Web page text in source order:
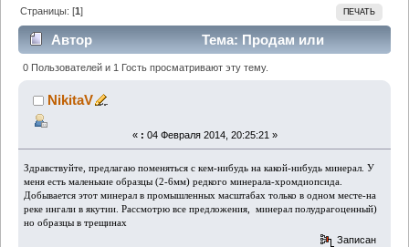
ПЕЧАТЬ
Страницы: [1]
Автор
Тема: Продам или
обменяю хромдиопсид (Прочитано 1095 раз)
0 Пользователей и 1 Гость просматривают эту тему.
NikitaV
« : 04 Февраля 2014, 20:25:21 »
Здравствуйте, предлагаю поменяться с кем-нибудь на какой-нибудь минерал. У
меня есть маленькие образцы (2-6мм) редкого минерала-хромдиопсида.
Добывается этот минерал в промышленных масштабах только в одном месте-на
реке ингали в якутии. Рассмотрю все предложения, минерал полудрагоценный)
но образцы в трещинах
Записан